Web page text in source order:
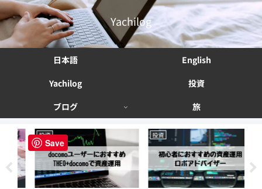
Yachilog
日本語
English
Yachilog
投資
ブログ
旅
投資 投資
Save